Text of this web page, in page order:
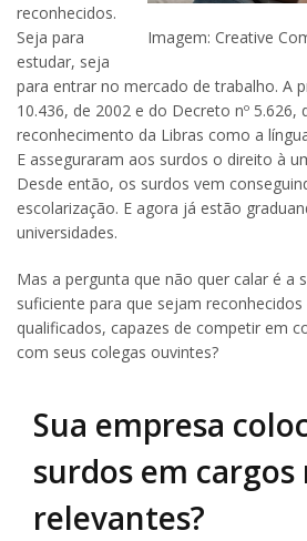
Imagem: Creative
reconhecidos.
Seja para
estudar, seja
para entrar no mercado de trabalho. A
10.436, de 2002 e do Decreto nº 5.626,
reconhecimento da Libras como a
E asseguraram aos surdos o direito à
Desde então, os surdos vem
escolarização. E agora já estão
universidades.
Mas a pergunta que não quer calar é a
suficiente para que sejam
qualificados, capazes de competir em
com seus colegas ouvintes?
Sua empresa
surdos em cargos
relevantes?